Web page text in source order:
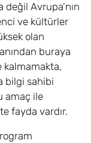
değil Avrupa’nın
ve kültürler
olan
buraya
kalmamakta,
bilgi sahibi
amaç ile
fayda vardır.